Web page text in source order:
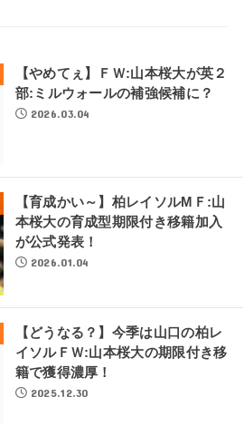
【やめてぇ】ＦＷ:山本桜大が英２
部:ミルウォールの補強候補に？
2026.03.04
【育成かい～】柏レイソルMＦ:山
本桜大の育成型期限付き移籍加入
が公式発表！
2026.01.04
【どうなる？】今季は山口の柏レ
イソルＦＷ:山本桜大の期限付き移
籍で獲得濃厚！
2025.12.30